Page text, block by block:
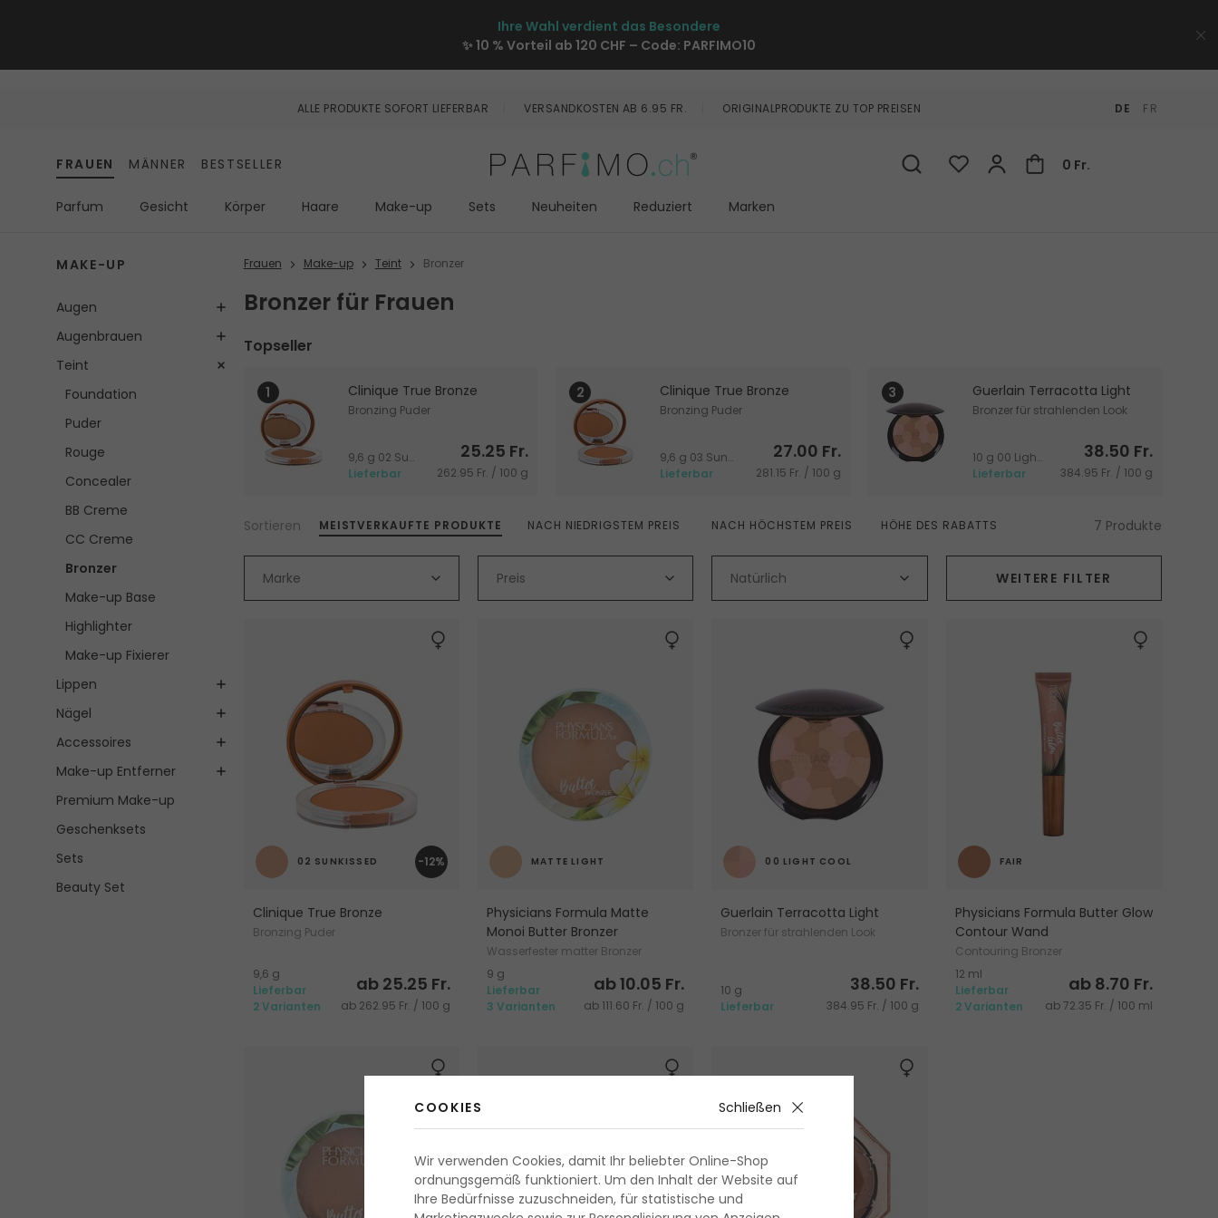
Ihre Wahl verdient das Besondere
✨ 10 % Vorteil ab 120 CHF – Code: PARFIMO10
ALLE PRODUKTE SOFORT LIEFERBAR VERSANDKOSTEN AB 6.95 FR. ORIGINALPRODUKTE ZU TOP PREISEN DE FR
FRAUEN MÄNNER BESTSELLER 0 Fr.
Parfum Gesicht Körper Haare Make-up Sets Neuheiten Reduziert Marken
MAKE-UP
Augen
Augenbrauen
Teint
Foundation
Puder
Rouge
Concealer
BB Creme
CC Creme
Bronzer
Make-up Base
Highlighter
Make-up Fixierer
Lippen
Nägel
Accessoires
Make-up Entferner
Premium Make-up
Geschenksets
Sets
Beauty Set
Frauen Make-up Teint Bronzer
Bronzer für Frauen
Topseller
Clinique True Bronze
Bronzing Puder
9,6 g 02 Sunkissed
Lieferbar
25.25 Fr.
262.95 Fr. / 100 g
Clinique True Bronze
Bronzing Puder
9,6 g 03 Sunblushed
Lieferbar
27.00 Fr.
281.15 Fr. / 100 g
Guerlain Terracotta Light
Bronzer für strahlenden Look
10 g 00 Light Cool
Lieferbar
38.50 Fr.
384.95 Fr. / 100 g
Sortieren MEISTVERKAUFTE PRODUKTE NACH NIEDRIGSTEM PREIS NACH HÖCHSTEM PREIS HÖHE DES RABATTS 7 Produkte
Marke Preis Natürlich VeganWEITERE FILTER
-12%
02 SUNKISSED
Clinique True Bronze
Bronzing Puder
9,6 g
Lieferbar
2 Varianten
ab 25.25 Fr.
ab 262.95 Fr. / 100 g
MATTE LIGHT
Physicians Formula Matte
Monoi Butter Bronzer
Wasserfester matter Bronzer
9 g
Lieferbar
3 Varianten
ab 10.05 Fr.
ab 111.60 Fr. / 100 g
00 LIGHT COOL
Guerlain Terracotta Light
Bronzer für strahlenden Look
10 g
Lieferbar
38.50 Fr.
384.95 Fr. / 100 g
FAIR
Physicians Formula Butter Glow
Contour Wand
Contouring Bronzer
12 ml
Lieferbar
2 Varianten
ab 8.70 Fr.
ab 72.35 Fr. / 100 ml
COOKIES Schließen
Wir verwenden Cookies, damit Ihr beliebter Online-Shop
ordnungsgemäß funktioniert. Um den Inhalt der Website auf
Ihre Bedürfnisse zuzuschneiden, für statistische und